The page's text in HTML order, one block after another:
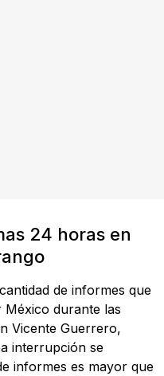
24 horas en
de informes que
durante las
Vicente Guerrero,
interrupción se
informes es mayor que